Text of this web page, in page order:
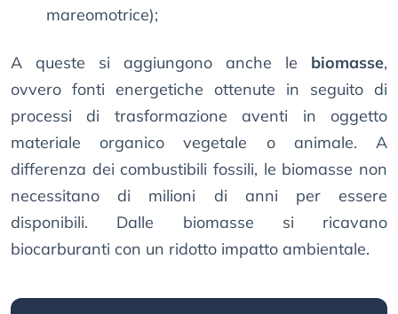
mareomotrice);
A queste si aggiungono anche le biomasse,
ovvero fonti energetiche ottenute in seguito di
processi di trasformazione aventi in oggetto
materiale organico vegetale o animale. A
differenza dei combustibili fossili, le biomasse non
necessitano di milioni di anni per essere
disponibili. Dalle biomasse si ricavano
biocarburanti con un ridotto impatto ambientale.